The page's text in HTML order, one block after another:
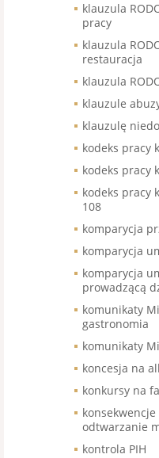
klauzula
pracy
klauzula
restauracja
klauzula
klauzule
klauzulę
kodeks pracy
kodeks pracy
kodeks pracy
108
komparycja
komparycja
komparycja
prowadzącą
komunikaty
gastronomia
komunikaty
koncesja na
konkursy na
odtwarzanie
kontrola PIH